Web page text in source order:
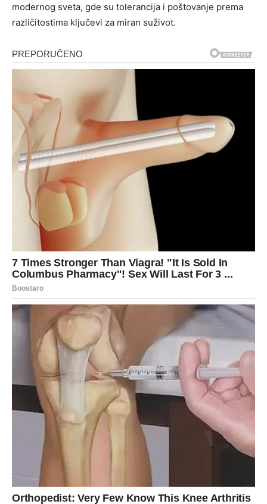
modernog sveta, gde su tolerancija i poštovanje prema
različitostima ključevi za miran suživot.